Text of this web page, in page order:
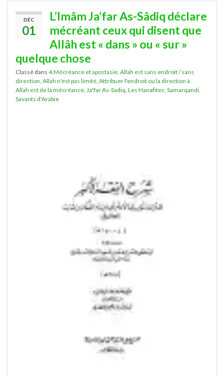
DÉC
01
L’Imâm Ja’far As-Sâdiq déclare
mécréant ceux qui disent que
Allâh est « dans » ou « sur »
quelque chose
Classé dans 4.Mécréance et apostasie Allah est sans endroit / sans
direction Allah n'est pas limité Attribuer l'endroit ou la direction à
Allah est de la mécréance Ja'far As-Sadiq Les Hanafites Samarqandi
Savants d'Arabie